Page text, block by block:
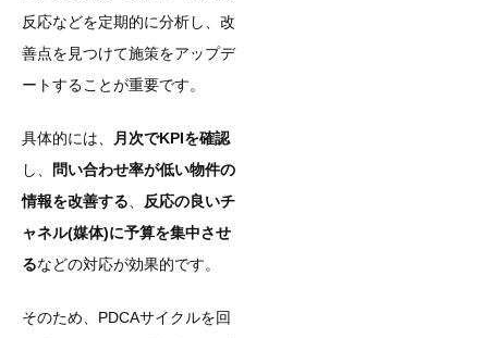
反応などを定期的に分析し、改
善点を見つけて施策をアップデ
ートすることが重要です。
具体的には、
月次でKPIを確認
し、
問い合わせ率が低い物件の
情報を改善する
反応の良いチ
ャネル(媒体)に予算を集中させ
るなどの対応が効果的です。
そのため、PDCAサイクルを回